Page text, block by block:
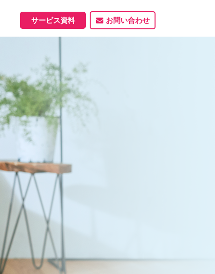
サービス一覧
ホームページ
制作実績
ホームページ制作実績
資料ダウンロード
サービス資料 お問い合わせ